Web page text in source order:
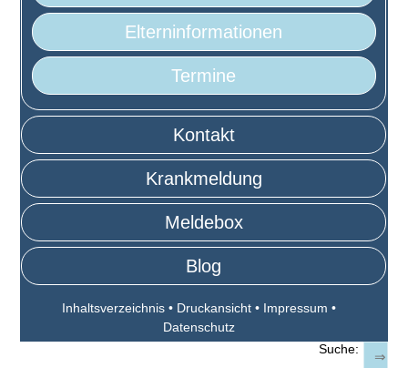
Elterninformationen
Termine
Kontakt
Krankmeldung
Meldebox
Blog
Inhaltsverzeichnis • Druckansicht • Impressum •
Datenschutz
Suche: